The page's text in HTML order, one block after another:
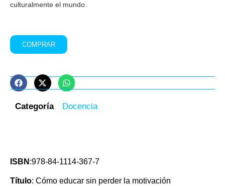
culturalmente el mundo.
COMPRAR
Categoría Docencia
ISBN :978-84-1114-367-7
Título: Cómo educar sin perder la motivación